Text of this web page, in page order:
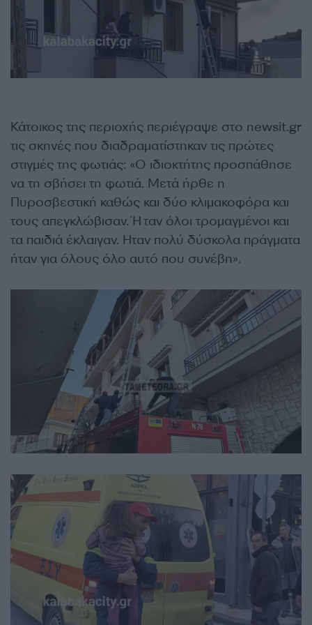
Κάτοικος της περιοχής περιέγραψε στο newsit.gr
τις σκηνές που διαδραματίστηκαν τις πρώτες
στιγμές της φωτιάς: «Ο ιδιοκτήτης προσπάθησε
να τη σβήσει τη φωτιά. Μετά ήρθε η
Πυροσβεστική καθώς και δύο κλιμακοφόρα και
τους απεγκλώβισαν. Ήταν όλοι τρομαγμένοι και
τα παιδιά έκλαιγαν. Ηταν πολύ δύσκολα πράγματα
ήταν για όλους όλο αυτό που συνέβη».